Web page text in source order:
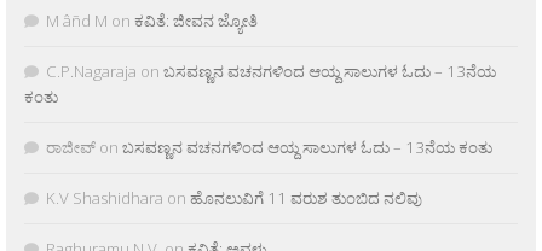
M âñd M on ಕವಿತೆ: ಜೀವನ ಜ್ಯೋತಿ
C.P.Nagaraja on ಬಸವಣ್ಣನ ವಚನಗಳಿಂದ ಆಯ್ದ ಸಾಲುಗಳ ಓದು – 13ನೆಯ
ಕಂತು
ರಾಜೀವ್ on ಬಸವಣ್ಣನ ವಚನಗಳಿಂದ ಆಯ್ದ ಸಾಲುಗಳ ಓದು – 13ನೆಯ ಕಂತು
K.V Shashidhara on ಹೊನಲುವಿಗೆ 11 ವರುಶ ತುಂಬಿದ ನಲಿವು